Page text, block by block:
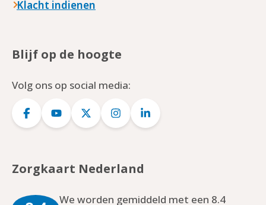
Klacht indienen
Blijf op de hoogte
Volg ons op social media:
Logo
Logo
Logo
Logo
Logo
Zorgkaart Nederland
We worden gemiddeld met een 8.4